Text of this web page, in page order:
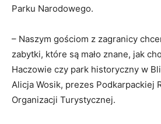
Parku Narodowego.
– Naszym gościom z zagranicy
zabytki, które są mało znane, jak
Haczowie czy park historyczny w
Alicja Wosik, prezes Podkarpackiej
Organizacji Turystycznej.